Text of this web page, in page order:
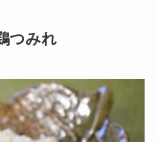
つみれ